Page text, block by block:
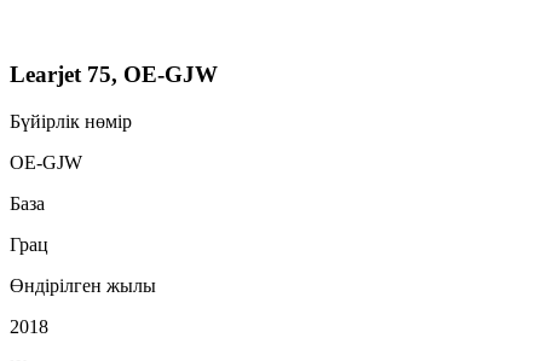
Learjet 75, OE-GJW
Бүйірлік нөмір
OE-GJW
База
Грац
Өндірілген жылы
2018